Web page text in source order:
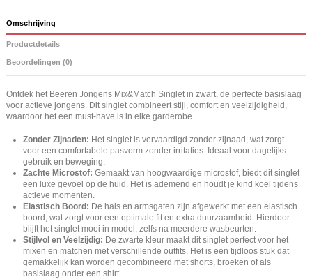
Omschrijving
Productdetails
Beoordelingen (0)
Ontdek het Beeren Jongens Mix&Match Singlet in zwart, de perfecte basislaag
voor actieve jongens. Dit singlet combineert stijl, comfort en veelzijdigheid,
waardoor het een must-have is in elke garderobe.
Zonder Zijnaden: Het singlet is vervaardigd zonder zijnaad, wat zorgt
voor een comfortabele pasvorm zonder irritaties. Ideaal voor dagelijks
gebruik en beweging.
Zachte Microstof: Gemaakt van hoogwaardige microstof, biedt dit singlet
een luxe gevoel op de huid. Het is ademend en houdt je kind koel tijdens
actieve momenten.
Elastisch Boord: De hals en armsgaten zijn afgewerkt met een elastisch
boord, wat zorgt voor een optimale fit en extra duurzaamheid. Hierdoor
blijft het singlet mooi in model, zelfs na meerdere wasbeurten.
Stijlvol en Veelzijdig: De zwarte kleur maakt dit singlet perfect voor het
mixen en matchen met verschillende outfits. Het is een tijdloos stuk dat
gemakkelijk kan worden gecombineerd met shorts, broeken of als
basislaag onder een shirt.